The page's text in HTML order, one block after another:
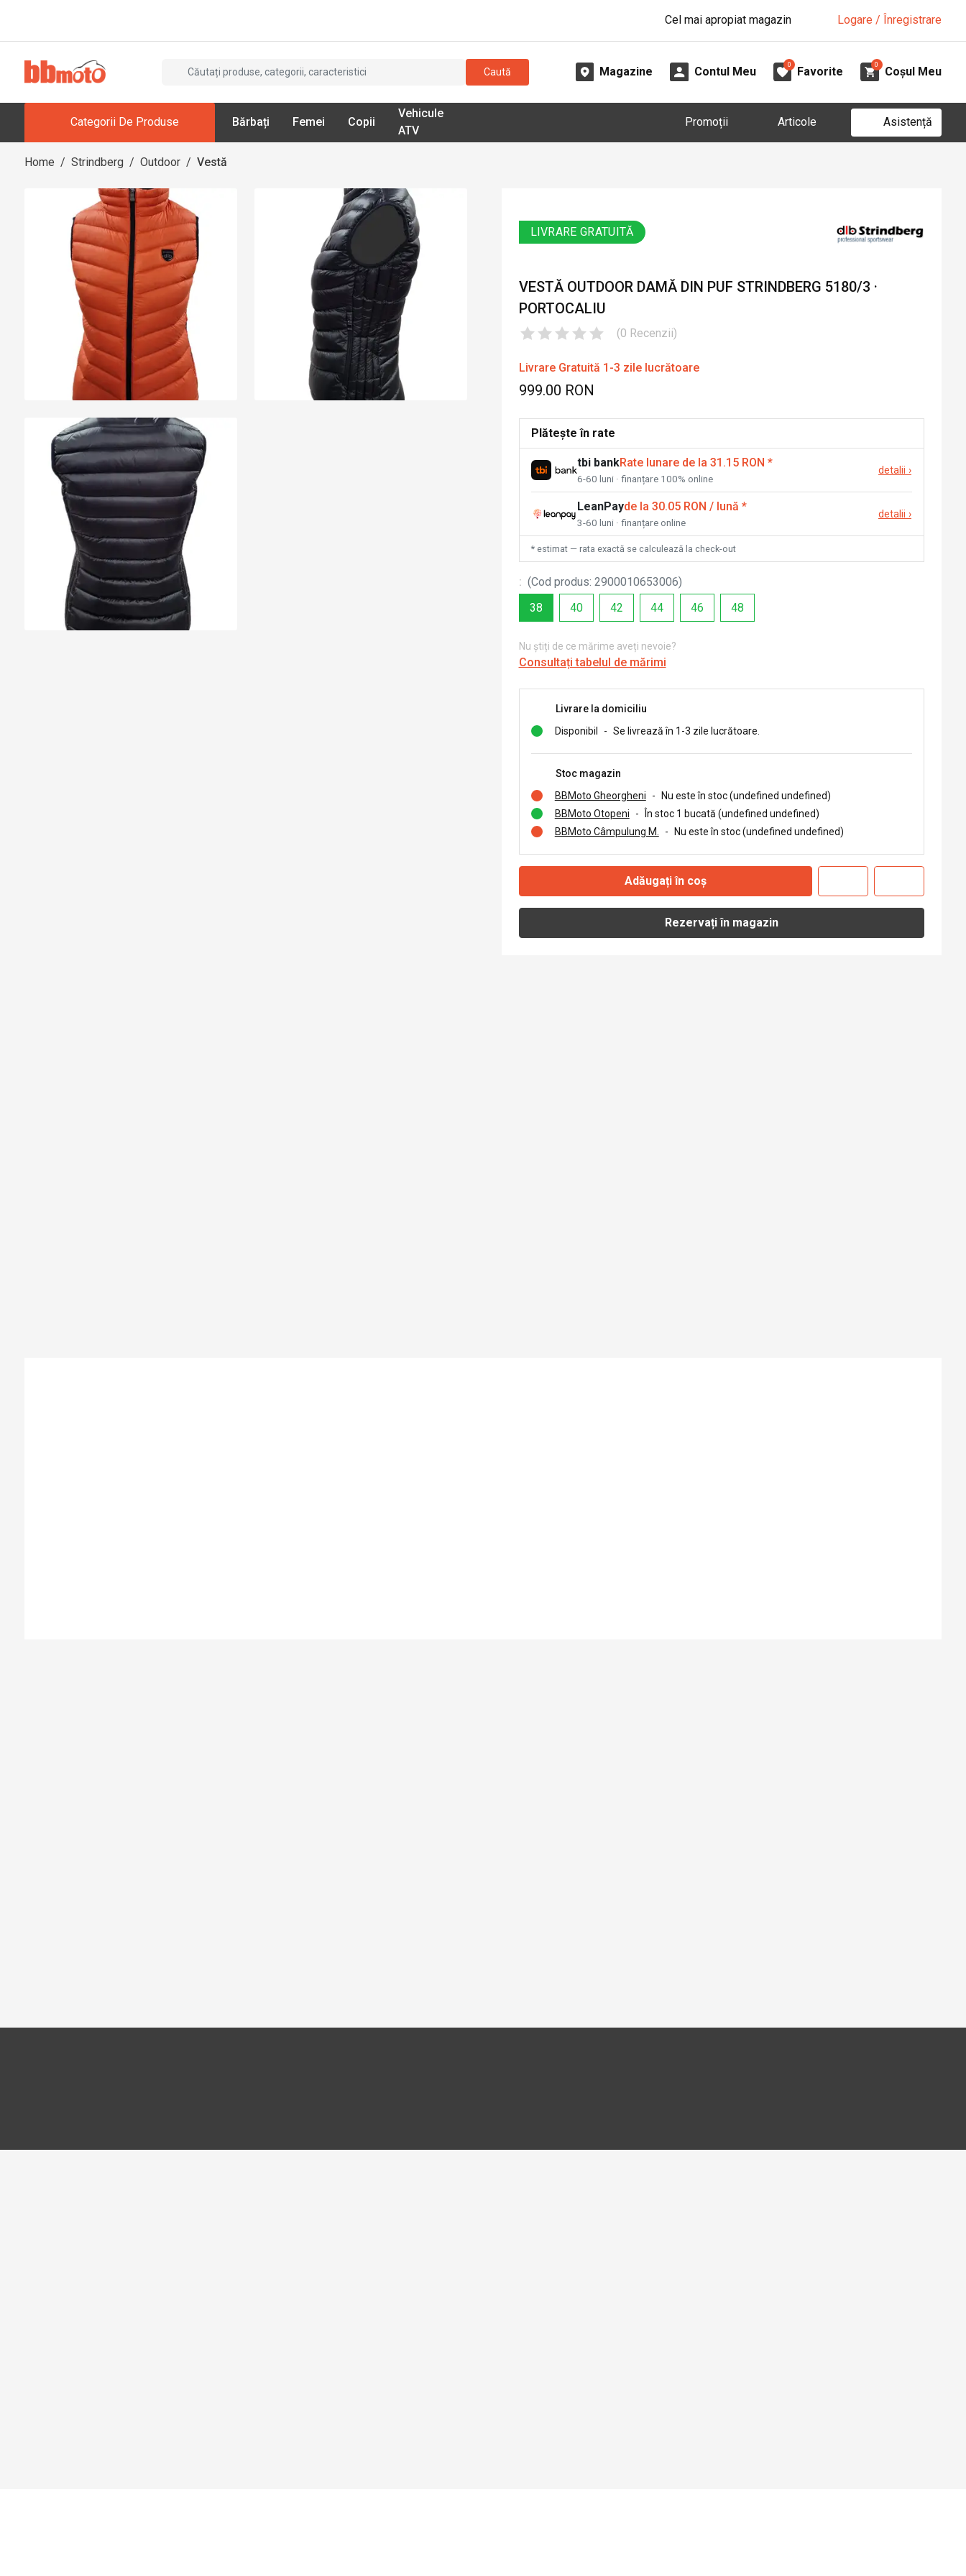
Cel mai apropiat magazin Logare / Înregistrare
Caută Magazine Contul Meu
0
Favorite
0
Coșul Meu
Categorii De Produse Bărbați Femei Copii
Vehicule
ATV
Promoții Articole Asistență
Home / Strindberg / Outdoor / Vestă
LIVRARE GRATUITĂ
VESTĂ OUTDOOR DAMĂ DIN PUF STRINDBERG 5180/3 ·
PORTOCALIU
(0 Recenzii)
Livrare Gratuită 1-3 zile lucrătoare
999.00 RON
Plătește în rate
tbi bankRate lunare de la 31.15 RON *
6-60 luni · finanțare 100% online
detalii ›
LeanPayde la 30.05 RON / lună *
3-60 luni · finanțare online
detalii ›
* estimat — rata exactă se calculează la check-out
: (Cod produs: 2900010653006)
38
40 42 44 46 48
Nu știți de ce mărime aveți nevoie?
Consultați tabelul de mărimi
Livrare la domiciliu
Disponibil
- Se livrează în 1-3 zile lucrătoare.
Stoc magazin
BBMoto Gheorgheni
-
Nu este în stoc (undefined undefined)
BBMoto Otopeni
-
În stoc 1 bucată (undefined undefined)
BBMoto Câmpulung M.
- Nu este în stoc (undefined undefined)
Adăugați în coș
Rezervați în magazin